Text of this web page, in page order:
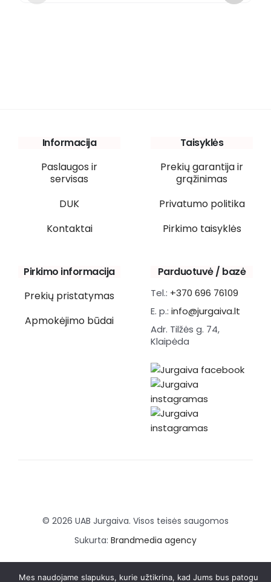
Informacija
Paslaugos ir
servisas
DUK
Kontaktai
Taisyklės
Prekių garantija ir
grąžinimas
Privatumo politika
Pirkimo taisyklės
Pirkimo informacija
Prekių pristatymas
Apmokėjimo būdai
Parduotuvė / bazė
Tel.: +370 696 76109
E. p.: info@jurgaiva.lt
Adr. Tilžės g. 74,
Klaipėda
© 2026 UAB Jurgaiva. Visos teisės saugomos
Sukurta: Brandmedia agency
Mes naudojame slapukus, kurie užtikrina, kad Jums bus patogu